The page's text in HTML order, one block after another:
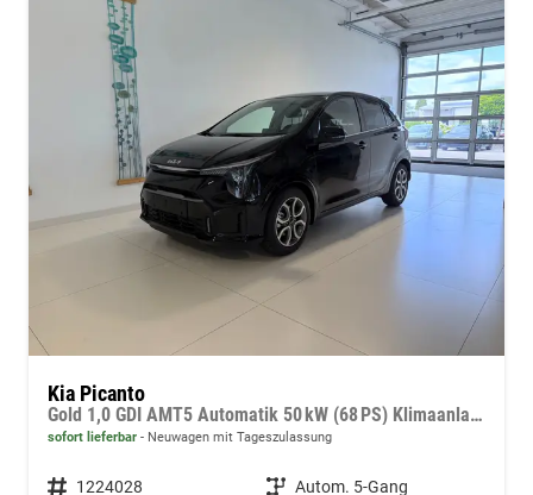
Kia Picanto
Gold 1,0 GDI AMT5 Automatik 50 kW (68 PS) Klimaanlage, Sitzheizung, Lenkradheizung, Navigationssystem, Radio, DAB, Android Auto, Apple CarPlay, Freisprecheinrichtung, Bluetooth, Rückfahrkamera, 15 Zoll Leichtmetallfelgen, uvm.
sofort lieferbar Neuwagen mit Tageszulassung
Fahrzeugnummer 1224028 Getriebe Autom. 5-Gang